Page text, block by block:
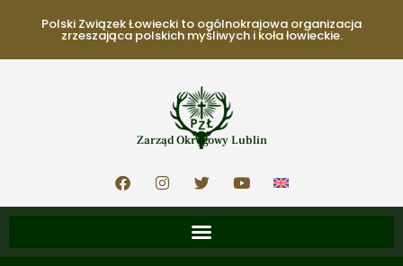
Polski Związek Łowiecki to ogólnokrajowa organizacja
zrzeszająca polskich myśliwych i koła łowieckie.
Zarząd Okręgowy Lublin